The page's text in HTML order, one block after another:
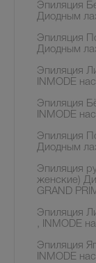
Эпиляция
Диодным
Эпиляция
Диодным
Эпиляция
INMODE
Эпиляция
INMODE
Эпиляция
Диодным
Эпиляция
женские)
GRAND
Эпиляция
, INMODE
Эпиляция
INMODE